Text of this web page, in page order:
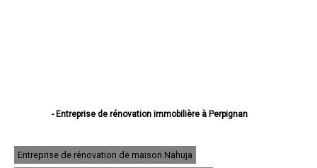
- Entreprise de rénovation immobilière à Perpignan
- Entreprise de rénovation immobilière à Saint-Cyprien
- Entreprise de rénovation immobilière à Argelès-sur-Mer
Entreprise de rénovation de maison Nahuja